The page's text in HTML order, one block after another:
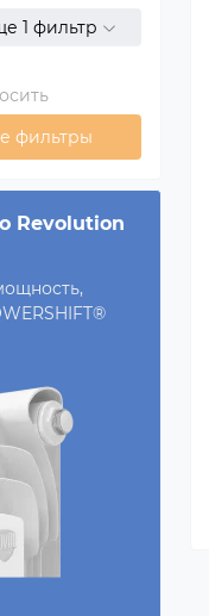
1 фильтр
фильтры
Revolution